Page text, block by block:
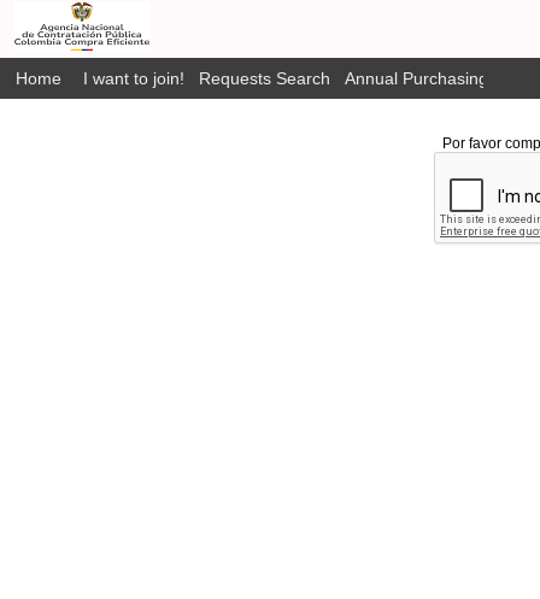
Home I want to join! Requests Search Annual Purchasing Plan
Por favor